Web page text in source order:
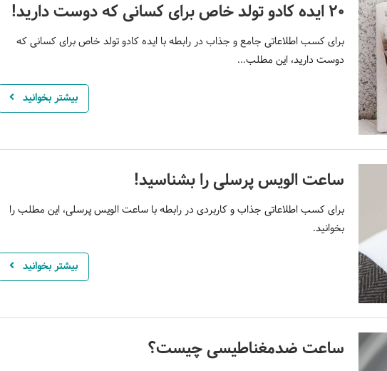
۲۰ ایده کادو تولد خاص برای کسانی که دوست دارید!
برای کسب اطلاعاتی جامع و جذاب در رابطه با ایده کادو تولد خاص برای کسانی که
دوست دارید، این مطلب...
بیشتر بخوانید
ساعت الویس پرسلی را بشناسید!
برای کسب اطلاعاتی جذاب و کاربردی در رابطه با ساعت الویس پرسلی، این مطلب را
بخوانید.
بیشتر بخوانید
ساعت ضدمغناطیسی چیست؟